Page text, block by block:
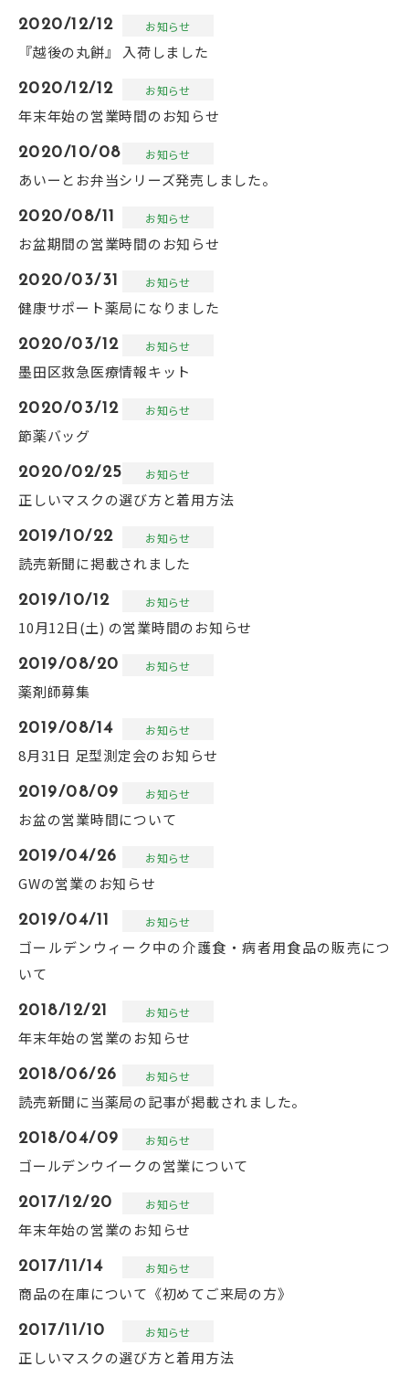
2020/12/12 お知らせ
『越後の丸餅』 入荷しました
2020/12/12 お知らせ
年末年始の営業時間のお知らせ
2020/10/08 お知らせ
あいーとお弁当シリーズ発売しました。
2020/08/11 お知らせ
お盆期間の営業時間のお知らせ
2020/03/31 お知らせ
健康サポート薬局になりました
2020/03/12 お知らせ
墨田区救急医療情報キット
2020/03/12 お知らせ
節薬バッグ
2020/02/25 お知らせ
正しいマスクの選び方と着用方法
2019/10/22 お知らせ
読売新聞に掲載されました
2019/10/12 お知らせ
10月12日(土) の営業時間のお知らせ
2019/08/20 お知らせ
薬剤師募集
2019/08/14 お知らせ
8月31日 足型測定会のお知らせ
2019/08/09 お知らせ
お盆の営業時間について
2019/04/26 お知らせ
GWの営業のお知らせ
2019/04/11 お知らせ
ゴールデンウィーク中の介護食・病者用食品の販売につ
いて
2018/12/21 お知らせ
年末年始の営業のお知らせ
2018/06/26 お知らせ
読売新聞に当薬局の記事が掲載されました。
2018/04/09 お知らせ
ゴールデンウイークの営業について
2017/12/20 お知らせ
年末年始の営業のお知らせ
2017/11/14 お知らせ
商品の在庫について《初めてご来局の方》
2017/11/10 お知らせ
正しいマスクの選び方と着用方法